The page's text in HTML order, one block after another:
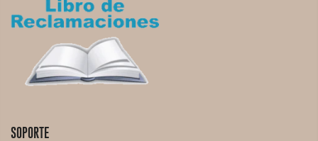
SOPORTE